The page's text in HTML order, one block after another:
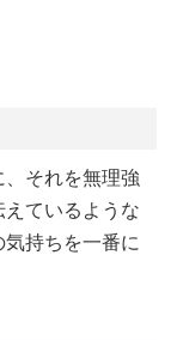
それを無理強
ているような
持ちを一番に